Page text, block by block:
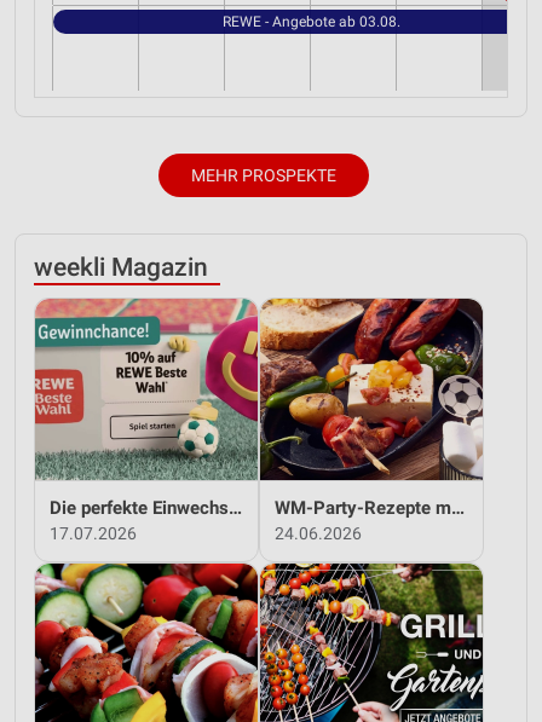
REWE - Angebote ab 03.08.
MEHR PROSPEKTE
weekli Magazin
Die perfekte Einwechslung: Dein Fan-Bonus!*
17.07.2026
WM-Party-Rezepte mit REWE!
24.06.2026